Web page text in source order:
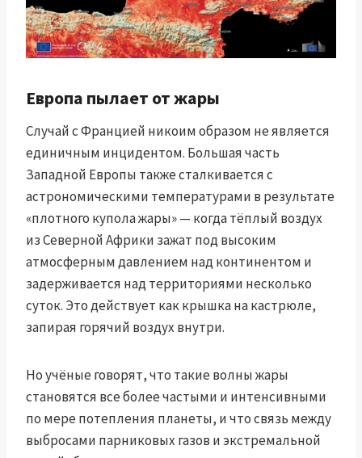
Европа пылает от жары
Случай с Францией никоим образом не является
единичным инцидентом. Большая часть
Западной Европы также сталкивается с
астрономическими температурами в результате
«плотного купола жары» — когда тёплый воздух
из Северной Африки зажат под высоким
атмосферным давлением над континентом и
задерживается над территориями несколько
суток. Это действует как крышка на кастрюле,
запирая горячий воздух внутри.
Но учёные говорят, что такие волны жары
становятся все более частыми и интенсивными
по мере потепления планеты, и что связь между
выбросами парниковых газов и экстремальной